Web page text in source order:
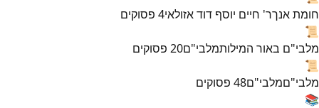
חומת אנךר' חיים יוסף דוד אזולאי4 פסוקים
📜
מלבי"ם באור המילותמלבי"ם20 פסוקים
📜
מלבי"םמלבי"ם48 פסוקים
📚